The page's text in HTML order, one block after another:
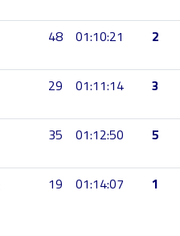
48 01:10:21 2
29 01:11:14 3
35 01:12:50 5
19 01:14:07 1